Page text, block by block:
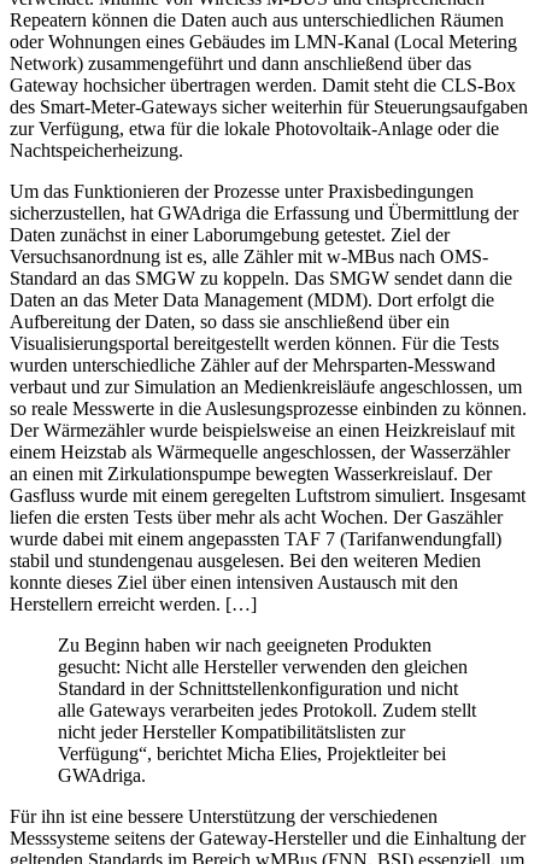
Repeatern können die Daten auch aus unterschiedlichen Räumen
oder Wohnungen eines Gebäudes im LMN-Kanal (Local Metering
Network) zusammengeführt und dann anschließend über das
Gateway hochsicher übertragen werden. Damit steht die CLS-Box
des Smart-Meter-Gateways sicher weiterhin für Steuerungsaufgaben
zur Verfügung, etwa für die lokale Photovoltaik-Anlage oder die
Nachtspeicherheizung.
Um das Funktionieren der Prozesse unter Praxisbedingungen
sicherzustellen, hat GWAdriga die Erfassung und Übermittlung der
Daten zunächst in einer Laborumgebung getestet. Ziel der
Versuchsanordnung ist es, alle Zähler mit w-MBus nach OMS-
Standard an das SMGW zu koppeln. Das SMGW sendet dann die
Daten an das Meter Data Management (MDM). Dort erfolgt die
Aufbereitung der Daten, so dass sie anschließend über ein
Visualisierungsportal bereitgestellt werden können. Für die Tests
wurden unterschiedliche Zähler auf der Mehrsparten-Messwand
verbaut und zur Simulation an Medienkreisläufe angeschlossen, um
so reale Messwerte in die Auslesungsprozesse einbinden zu können.
Der Wärmezähler wurde beispielsweise an einen Heizkreislauf mit
einem Heizstab als Wärmequelle angeschlossen, der Wasserzähler
an einen mit Zirkulationspumpe bewegten Wasserkreislauf. Der
Gasfluss wurde mit einem geregelten Luftstrom simuliert. Insgesamt
liefen die ersten Tests über mehr als acht Wochen. Der Gaszähler
wurde dabei mit einem angepassten TAF 7 (Tarifanwendungfall)
stabil und stundengenau ausgelesen. Bei den weiteren Medien
konnte dieses Ziel über einen intensiven Austausch mit den
Herstellern erreicht werden. […]
Zu Beginn haben wir nach geeigneten Produkten
gesucht: Nicht alle Hersteller verwenden den gleichen
Standard in der Schnittstellenkonfiguration und nicht
alle Gateways verarbeiten jedes Protokoll. Zudem stellt
nicht jeder Hersteller Kompatibilitätslisten zur
Verfügung“, berichtet Micha Elies, Projektleiter bei
GWAdriga.
Für ihn ist eine bessere Unterstützung der verschiedenen
Messsysteme seitens der Gateway-Hersteller und die Einhaltung der
geltenden Standards im Bereich wMBus (FNN, BSI) essenziell, um